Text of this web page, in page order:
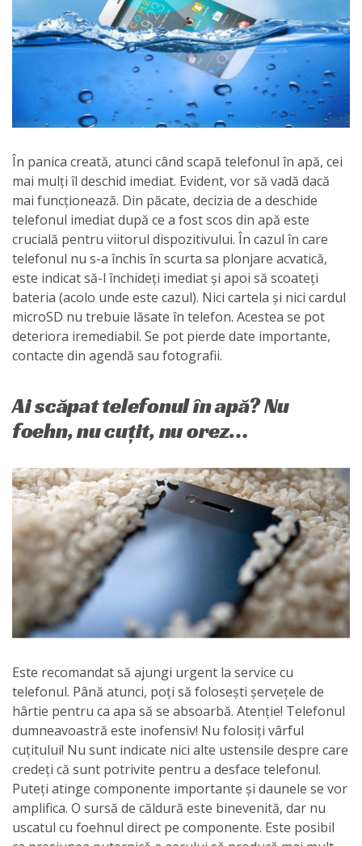
În panica creată, atunci când scapă telefonul în apă, cei
mai mulți îl deschid imediat. Evident, vor să vadă dacă
mai funcționează. Din păcate, decizia de a deschide
telefonul imediat după ce a fost scos din apă este
crucială pentru viitorul dispozitivului. În cazul în care
telefonul nu s-a închis în scurta sa plonjare acvatică,
este indicat să-l închideți imediat și apoi să scoateți
bateria (acolo unde este cazul). Nici cartela și nici cardul
microSD nu trebuie lăsate în telefon. Acestea se pot
deteriora iremediabil. Se pot pierde date importante,
contacte din agendă sau fotografii.
Ai scăpat telefonul în apă? Nu
foehn, nu cuțit, nu orez…
Este recomandat să ajungi urgent la service cu
telefonul. Până atunci, poți să folosești șervețele de
hârtie pentru ca apa să se absoarbă. Atenție! Telefonul
dumneavoastră este inofensiv! Nu folosiți vârful
cuțitului! Nu sunt indicate nici alte ustensile despre care
credeți că sunt potrivite pentru a desface telefonul.
Puteți atinge componente importante și daunele se vor
amplifica. O sursă de căldură este binevenită, dar nu
uscatul cu foehnul direct pe componente. Este posibil